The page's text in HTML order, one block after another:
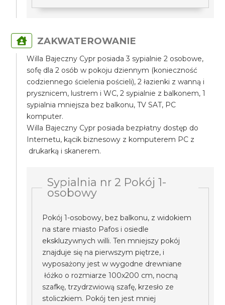
ZAKWATEROWANIE
Willa Bajeczny Cypr posiada 3 sypialnie 2 osobowe,
sofę dla 2 osób w pokoju dziennym (konieczność
codziennego ścielenia pościeli), 2 łazienki z wanną i
prysznicem, lustrem i WC, 2 sypialnie z balkonem, 1
sypialnia mniejsza bez balkonu, TV SAT, PC
komputer.
Willa Bajeczny Cypr posiada bezpłatny dostęp do
Internetu, kącik biznesowy z komputerem PC z
drukarką i skanerem.
Sypialnia nr 2 Pokój 1-
osobowy
Pokój 1-osobowy, bez balkonu, z widokiem
na stare miasto Pafos i osiedle
ekskluzywnych willi. Ten mniejszy pokój
znajduje się na pierwszym piętrze, i
wyposażony jest w wygodne drewniane
łóżko o rozmiarze 100x200 cm, nocną
szafkę, trzydrzwiową szafę, krzesło ze
stoliczkiem. Pokój ten jest mniej